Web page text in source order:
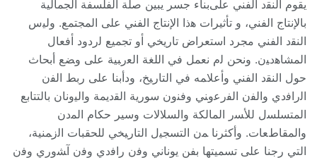
يقوم ﺍﻟﻨﻘﺩ ﺍﻟﻔﻨﻲ ﻋﻠﻰبناء جسر يبين صلة ﺍﻟﻔﻠﺴﻔﺔ ﺍﻟﺠﻤﺎﻟﻴﺔ
بالإنتاج ﺍﻟﻔﻨﻲ، و تأثيرات ﻫﺫﺍ الإنتاج ﺍﻟﻔﻨﻲ ﻋﻠﻰ ﺍﻟﻤﺠﺘﻤﻊ. ﻭﻟﻴﺱ
ﺍﻟﻨﻘﺩ ﺍﻟﻔﻨﻲ مجرد استعراض تاريخي ﺃﻭ تجميع ﻟﺭﺩﻭﺩ ﺃﻓﻌﺎل
ﺍﻟﻤﺸﺎﻫﺩﻴﻥ. ونحن ﻟﻡ نعمل ﻓﻲ ﺍﻟﻠﻐﺔ ﺍﻟﻌﺭﺒﻴﺔ ﻋﻠﻰ ﻭﻀﻊ أبحاث
حول ﺍﻟﻨﻘﺩ ﺍﻟﻔﻨﻲ ﻭﺃﻋﻼﻤﻪ ﻓﻲ ﺍﻟﺘﺎﺭﻴﺦ، ﻭﺩأبنا ﻋﻠﻰ ﺭبط ﺍﻟﻔﻥ
ﺍﻟﺭﺍﻓﺩﻱ ﻭﺍﻟﻔﻥ ﺍﻟﻔﺭﻋﻭﻨﻲ ﻭﻓﻨﻭﻥ سورية ﺍﻟﻘﺩيمة ﻭﺍﻟﻴﻭناﻥ بالتتابع
ﺍﻟﻤﺘﺴﻠﺴل ﻟﻸﺴﺭ ﺍﻟﻤﺎﻟﻜﺔ ﻭﺍﻟﺴﻼﻻﺕ ﻭسير حكام ﺍﻟﻤﺩﻥ
ﻭﺍﻟﻤﻘﺎﻁﻌﺎﺕ. ﻭأكثرنا ﻤﻥ ﺍﻟﺘﺴﺠﻴل ﺍﻟﺘﺎﺭﻴﺨﻲ ﻟﻠﺤﻘﺒﺎﺕ ﺍﻟﺯﻤﻨﻴﺔ،
ﺍﻟﺘﻲ رجنا ﻋﻠﻰ تسميتها بفن يوناني ﻭﻓﻥ ﺭﺍﻓﺩﻱ ﻭﻓﻥ ﺁﺸﻭﺭﻱ ﻭﻓﻥ